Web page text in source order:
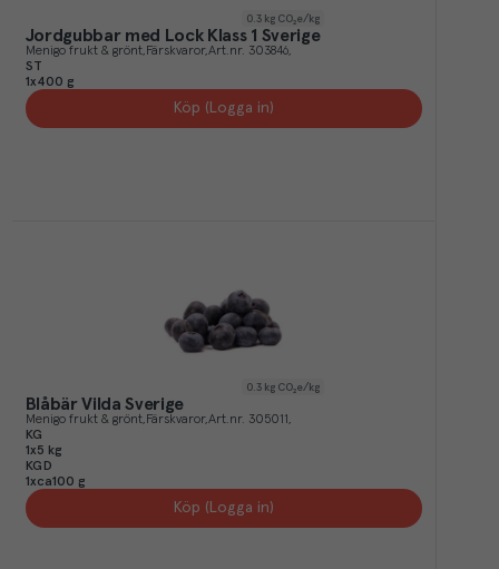
0.3 kg CO₂e/kg
Jordgubbar med Lock Klass 1 Sverige
Menigo frukt & grönt Färskvaror Art.nr. 303846
ST
1x400 g
Köp (Logga in)
0.3 kg CO₂e/kg
Blåbär Vilda Sverige
Menigo frukt & grönt Färskvaror Art.nr. 305011
KG
1x5 kg
KGD
1xca100 g
Köp (Logga in)